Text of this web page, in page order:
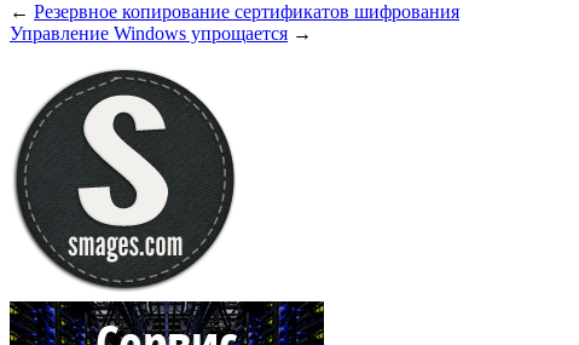
← Резервное копирование сертификатов шифрования
Управление Windows упрощается →